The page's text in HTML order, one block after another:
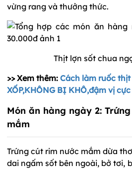
vừng rang và thưởng thức.
Thịt lợn sốt chua
>> Xem thêm: Cách làm ruốc
XỐP,KHÔNG BỊ KHÔ,đậm vị
Món ăn hàng ngày 2:
mắm
Trứng cút rim nước mắm dừa
dai ngấm sốt bên ngoài, bở tơi,